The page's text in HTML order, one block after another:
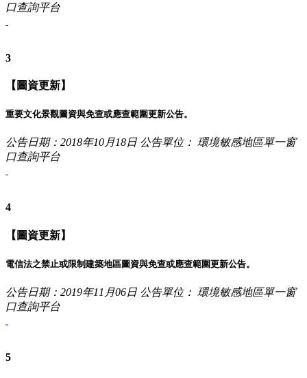
口查詢平台
3
【圖資更新】
重要文化景觀圖資與免查或應查範圍更新公告。
公告日期：2018年10月18日 公告單位： 環境敏感地區單一窗
口查詢平台
4
【圖資更新】
電信法之禁止或限制建築地區圖資與免查或應查範圍更新公告。
公告日期：2019年11月06日 公告單位： 環境敏感地區單一窗
口查詢平台
5